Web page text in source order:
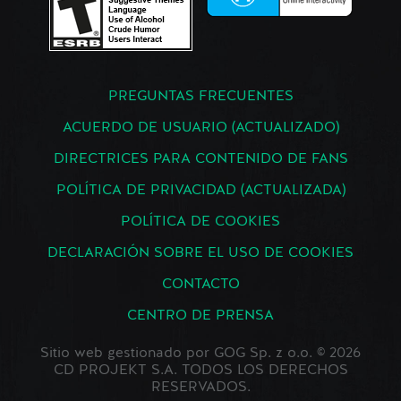
PREGUNTAS FRECUENTES
ACUERDO DE USUARIO (ACTUALIZADO)
DIRECTRICES PARA CONTENIDO DE FANS
POLÍTICA DE PRIVACIDAD (ACTUALIZADA)
POLÍTICA DE COOKIES
DECLARACIÓN SOBRE EL USO DE COOKIES
CONTACTO
CENTRO DE PRENSA
Sitio web gestionado por GOG Sp. z o.o. © 2026
CD PROJEKT S.A. TODOS LOS DERECHOS
RESERVADOS.